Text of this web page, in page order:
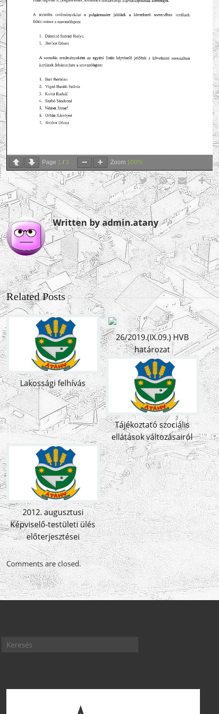
Page 1 / 3 Zoom 100%
Written by admin.atany
Related Posts
Lakossági felhívás
26/2019.(IX.09.) HVB
határozat
Tájékoztató szociális
ellátások változásairól
2012. augusztusi
Képviselő-testületi ülés
előterjesztései
Comments are closed.